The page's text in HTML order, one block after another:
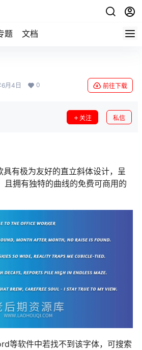
题 文档
6月4日 0 前往下载
关注 私信
有极为友好的直立斜体设计，呈
且拥有独特的曲线的免费可商用的
等软件中若找不到该字体，可搜索